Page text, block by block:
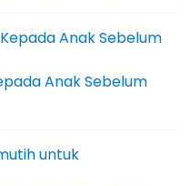
Anak Sebelum